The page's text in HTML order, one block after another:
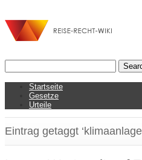
Startseite
Gesetze
Urteile
Eintrag getaggt